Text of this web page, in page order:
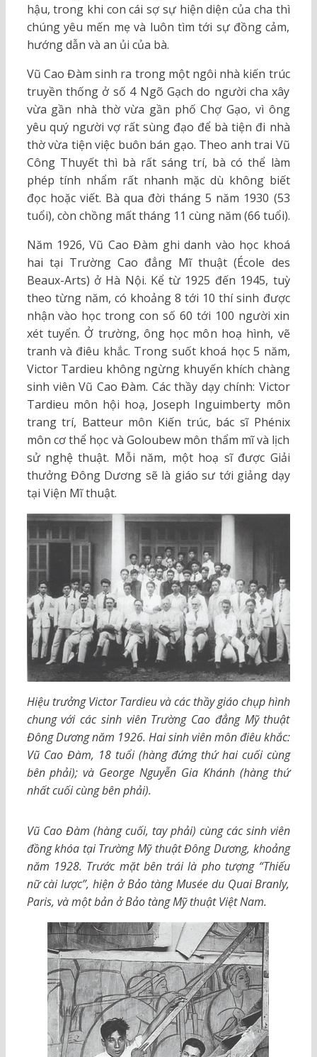
hậu, trong khi con cái sợ sự hiện diện của cha thì
chúng yêu mến mẹ và luôn tìm tới sự đồng cảm,
hướng dẫn và an ủi của bà.
Vũ Cao Đàm sinh ra trong một ngôi nhà kiến trúc
truyền thống ở số 4 Ngõ Gạch do người cha xây
vừa gần nhà thờ vừa gần phố Chợ Gạo, vì ông
yêu quý người vợ rất sùng đạo để bà tiện đi nhà
thờ vừa tiện việc buôn bán gạo. Theo anh trai Vũ
Công Thuyết thì bà rất sáng trí, bà có thể làm
phép tính nhẩm rất nhanh mặc dù không biết
đọc hoặc viết. Bà qua đời tháng 5 năm 1930 (53
tuổi), còn chồng mất tháng 11 cùng năm (66 tuổi).
Năm 1926, Vũ Cao Đàm ghi danh vào học khoá
hai tại Trường Cao đẳng Mĩ thuật (École des
Beaux-Arts) ở Hà Nội. Kể từ 1925 đến 1945, tuỳ
theo từng năm, có khoảng 8 tới 10 thí sinh được
nhận vào học trong con số 60 tới 100 người xin
xét tuyển. Ở trường, ông học môn hoạ hình, vẽ
tranh và điêu khắc. Trong suốt khoá học 5 năm,
Victor Tardieu không ngừng khuyến khích chàng
sinh viên Vũ Cao Đàm. Các thầy dạy chính: Victor
Tardieu môn hội hoạ, Joseph Inguimberty môn
trang trí, Batteur môn Kiến trúc, bác sĩ Phénix
môn cơ thể học và Goloubew môn thẩm mĩ và lịch
sử nghệ thuật. Mỗi năm, một hoạ sĩ được Giải
thưởng Đông Dương sẽ là giáo sư tới giảng dạy
tại Viện Mĩ thuật.
Hiệu trưởng Victor Tardieu và các thầy giáo chụp hình
chung với các sinh viên Trường Cao đẳng Mỹ thuật
Đông Dương năm 1926. Hai sinh viên môn điêu khắc:
Vũ Cao Đàm, 18 tuổi (hàng đứng thứ hai cuối cùng
bên phải); và George Nguyễn Gia Khánh (hàng thứ
nhất cuối cùng bên phải).
Vũ Cao Đàm (hàng cuối, tay phải) cùng các sinh viên
đồng khóa tại Trường Mỹ thuật Đông Dương, khoảng
năm 1928. Trước mặt bên trái là pho tượng “Thiếu
nữ cài lược”, hiện ở Bảo tàng Musée du Quai Branly,
Paris, và một bản ở Bảo tàng Mỹ thuật Việt Nam.